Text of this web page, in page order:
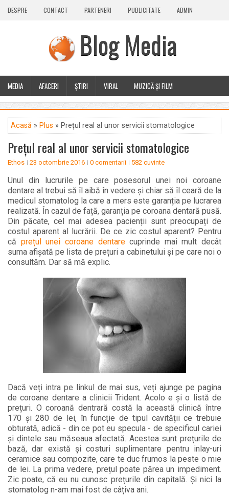
DESPRE CONTACT PARTENERI PUBLICITATE ADMIN
Blog Media
MEDIA AFACERI ȘTIRI VIRAL
MUZICĂ ȘI FILM
CALEIDOSCOP
BLOG GUEST POST PLUS
Acasă » Plus » Prețul real al unor servicii stomatologice
Prețul real al unor servicii stomatologice
Ethos 23 octombrie 2016 0 comentarii 582 cuvinte
Unul din lucrurile pe care posesorul unei noi coroane
dentare al trebui să îl aibă în vedere și chiar să îl ceară de la
medicul stomatolog la care a mers este garanția pe lucrarea
realizată. În cazul de față, garanția pe coroana dentară pusă.
Din păcate, cel mai adesea pacienții sunt preocupați de
costul aparent al lucrării. De ce zic costul aparent? Pentru
că prețul unei coroane dentarecuprinde mai mult decât
suma afișată pe lista de prețuri a cabinetului și pe care noi o
consultăm. Dar să mă explic.
Dacă veți intra pe linkul de mai sus, veți ajunge pe pagina
de coroane dentare a clinicii Trident. Acolo e și o listă de
prețuri. O coroană dentrară costă la această clinică între
170 și 280 de lei, în funcție de tipul cavității ce trebuie
obturată, adică - din ce pot eu specula - de specificul cariei
și dintele sau măseaua afectată. Acestea sunt prețurile de
bază, dar există și costuri suplimentare pentru inlay-uri
ceramice sau compozite, care te duc frumos la peste o mie
de lei. La prima vedere, prețul poate părea un impediment.
Zic poate, că eu nu cunosc prețurile din capitală. Și nici la
stomatolog n-am mai fost de câțiva ani.